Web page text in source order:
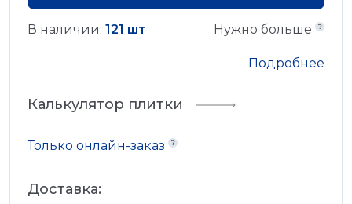
В наличии: 121 шт Нужно больше
Подробнее
Калькулятор плитки
Только онлайн-заказ
Доставка: